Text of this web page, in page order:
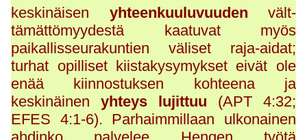
keskinäisen yhteenkuuluvuuden vält-
tämättömyydestä kaatuvat myös
paikallisseurakuntien väliset raja-aidat;
turhat opilliset kiistakysymykset eivät ole
enää kiinnostuksen kohteena ja
keskinäinenyhteys lujittuu (APT 4:32;
EFES 4:1-6). Parhaimmillaan ulkonainen